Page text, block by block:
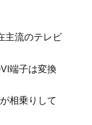
主流のテレビ
端子は変換
相乗りして